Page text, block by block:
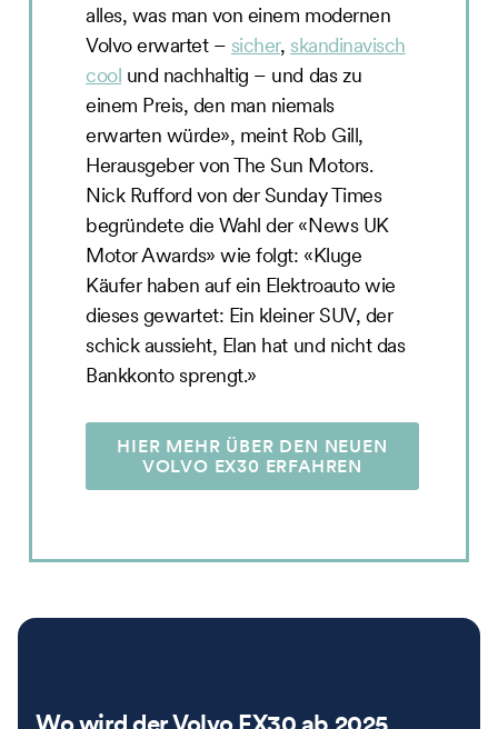
alles, was man von einem modernen
Volvo erwartet – sicher, skandinavisch
cool und nachhaltig – und das zu
einem Preis, den man niemals
erwarten würde», meint Rob Gill,
Herausgeber von The Sun Motors.
Nick Rufford von der Sunday Times
begründete die Wahl der «News UK
Motor Awards» wie folgt: «Kluge
Käufer haben auf ein Elektroauto wie
dieses gewartet: Ein kleiner SUV, der
schick aussieht, Elan hat und nicht das
Bankkonto sprengt.»
HIER MEHR ÜBER DEN NEUEN
VOLVO EX30 ERFAHREN